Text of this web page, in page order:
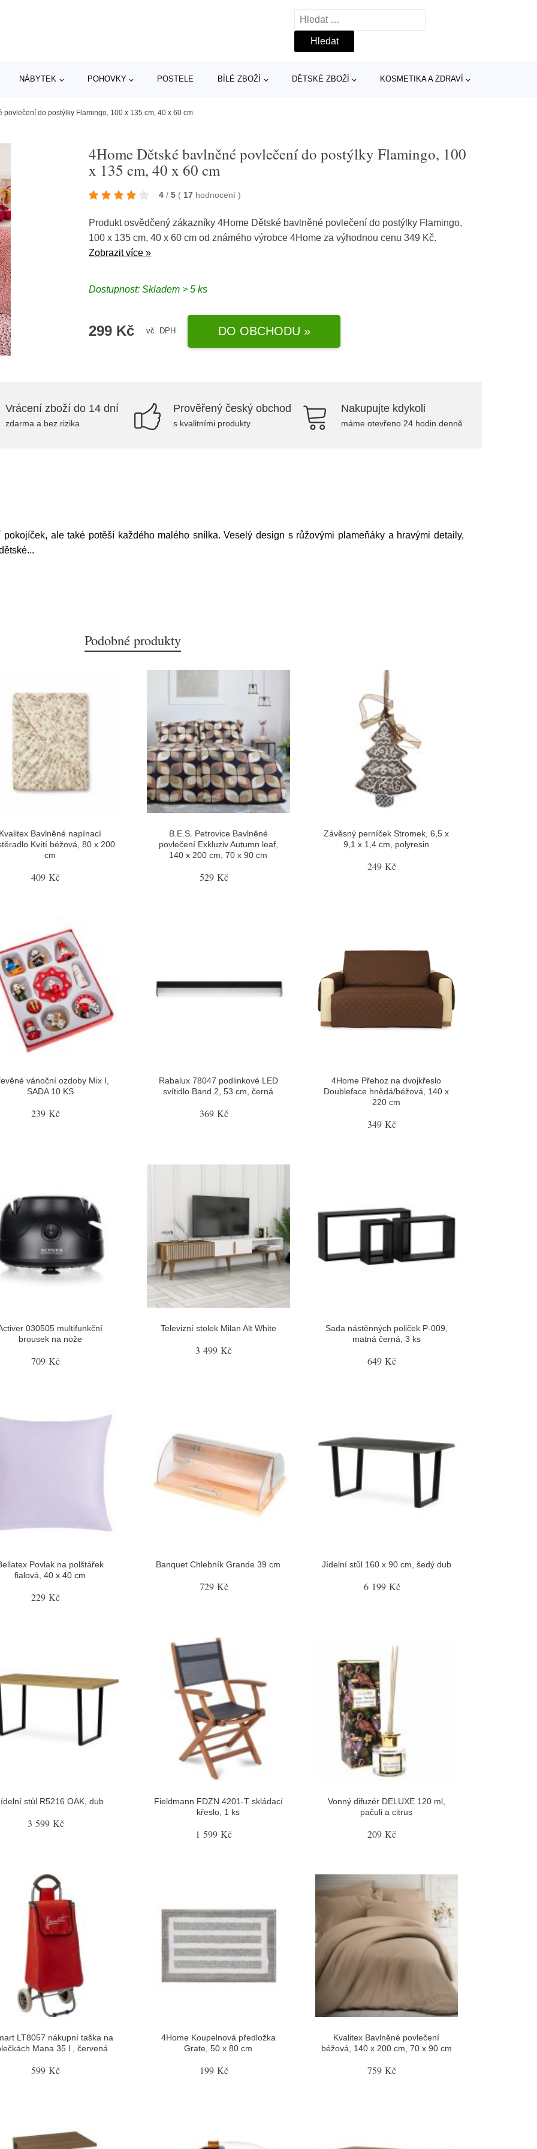
Vyhledávání
NÁBYTEK POHOVKY POSTELE BÍLÉ ZBOŽÍ DĚTSKÉ ZBOŽÍ KOSMETIKA A ZDRAVÍ
povlečení do postýlky Flamingo, 100 x 135 cm, 40 x 60 cm
4Home Dětské bavlněné povlečení do postýlky Flamingo, 100
x 135 cm, 40 x 60 cm
4 / 5 ( 17 hodnocení)
Produkt osvědčený zákazníky 4Home Dětské bavlněné povlečení do postýlky Flamingo,
100 x 135 cm, 40 x 60 cm od známého výrobce4Home za výhodnou cenu 349 Kč.
Zobrazit více »
Dostupnost: Skladem > 5 ks
299 Kč vč. DPH DO OBCHODU »
Vrácení zboží do 14 dní
zdarma a bez rizika
Prověřený český obchod
s kvalitními produkty
Nakupujte kdykoli
máme otevřeno 24 hodin denně
ale také potěší každého malého snílka. Veselý design s růžovými plameňáky a hravými detaily,
...
Podobné produkty
Bavlněné napínací
Kvítí béžová, 80 x 200
cm
409 Kč
B.E.S. Petrovice Bavlněné
povlečení Exkluziv Autumn leaf,
140 x 200 cm, 70 x 90 cm
529 Kč
Závěsný perníček Stromek, 6,5 x
9,1 x 1,4 cm, polyresin
249 Kč
vánoční ozdoby Mix I,
SADA 10 KS
239 Kč
Rabalux 78047 podlinkové LED
svítidlo Band 2, 53 cm, černá
369 Kč
4Home Přehoz na dvojkřeslo
Doubleface hnědá/béžová, 140 x
220 cm
349 Kč
030505 multifunkční
brousek na nože
709 Kč
Televizní stolek Milan Alt White
3 499 Kč
Sada nástěnných poliček P-009,
matná černá, 3 ks
649 Kč
Povlak na polštářek
fialová, 40 x 40 cm
229 Kč
Banquet Chlebník Grande 39 cm
729 Kč
Jídelní stůl 160 x 90 cm, šedý dub
6 199 Kč
stůl R5216 OAK, dub
3 599 Kč
Fieldmann FDZN 4201-T skládací
křeslo, 1 ks
1 599 Kč
Vonný difuzér DELUXE 120 ml,
pačuli a citrus
209 Kč
LT8057 nákupní taška na
Mana 35 l , červená
599 Kč
4Home Koupelnová předložka
Grate, 50 x 80 cm
199 Kč
Kvalitex Bavlněné povlečení
béžová, 140 x 200 cm, 70 x 90 cm
759 Kč